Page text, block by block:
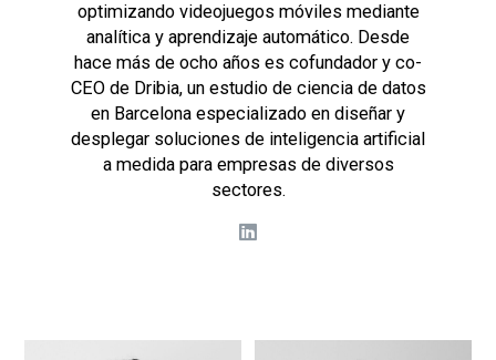
optimizando videojuegos móviles mediante
analítica y aprendizaje automático. Desde
hace más de ocho años es cofundador y co-
CEO de Dribia, un estudio de ciencia de datos
en Barcelona especializado en diseñar y
desplegar soluciones de inteligencia artificial
a medida para empresas de diversos
sectores.